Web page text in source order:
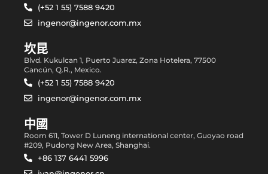
(+52 1 55) 7588 9420
ingenor@ingenor.com.mx
坎昆
Blvd. Kukulcan 1, Puerto Juarez, Zona Hotelera, 77500
Cancún, Q.R., Mexico.
(+52 1 55) 7588 9420
ingenor@ingenor.com.mx
中國
Room 611, Tower D Luneng international center, Guoyao road
#209, Pudong New Area, Shanghai.
+86 137 6441 5996